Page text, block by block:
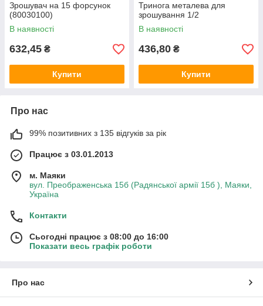
Зрошувач на 15 форсунок
(80030100)
В наявності
632,45 ₴
Купити
Тринога металева для
зрошування 1/2
В наявності
436,80 ₴
Купити
Про нас
99% позитивних з 135 відгуків за рік
Працює з 03.01.2013
м. Маяки
вул. Преображенська 15б (Радянської армії 15б ), Маяки,
Україна
Контакти
Сьогодні працює з 08:00 до 16:00
Показати весь графік роботи
Про нас